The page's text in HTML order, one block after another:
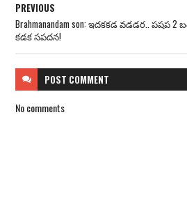
PREVIOUS
Brahmanandam son: ఇదకకడ వడడర..
కడక సపదన!
POST COMMENT
No comments